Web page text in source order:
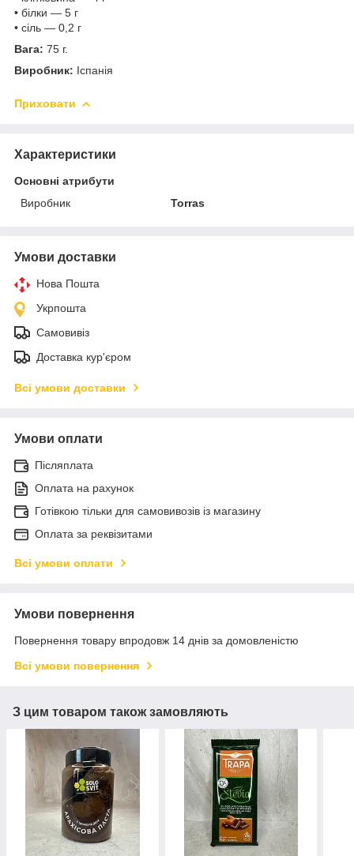
• білки — 5 г
• сіль — 0,2 г
Вага: 75 г.
Виробник: Іспанія
Приховати
Характеристики
Основні атрибути
Виробник
Torras
Умови доставки
Нова Пошта
Укрпошта
Самовивіз
Доставка кур'єром
Всі умови доставки
Умови оплати
Післяплата
Оплата на рахунок
Готівкою тільки для самовивозів із магазину
Оплата за реквізитами
Всі умови оплати
Умови повернення
Повернення товару впродовж 14 днів за домовленістю
Всі умови повернення
З цим товаром також замовляють